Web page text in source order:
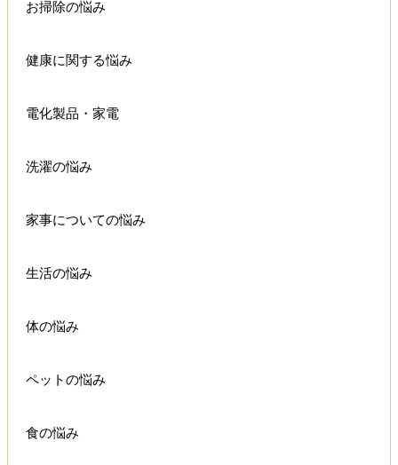
お掃除の悩み
健康に関する悩み
電化製品・家電
洗濯の悩み
家事についての悩み
生活の悩み
体の悩み
ペットの悩み
食の悩み